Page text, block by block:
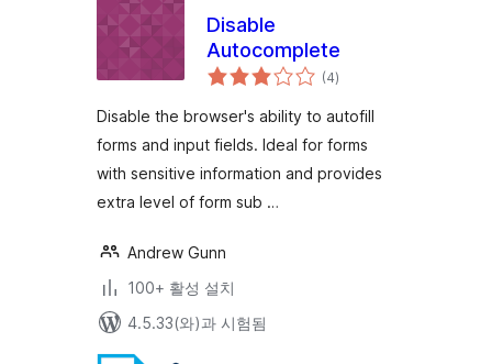
Disable
Autocomplete
(4전
체
점
)
Disable the browser's ability to autofill
forms and input fields. Ideal for forms
with sensitive information and provides
extra level of form sub …
Andrew Gunn
100+ 활성 설치
4.5.33(와)과 시험됨